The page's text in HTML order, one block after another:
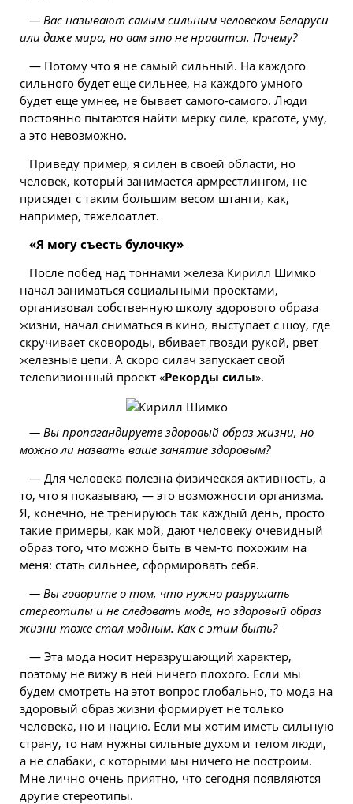
— Вас называют самым сильным человеком Беларуси
или даже мира, но вам это не нравится. Почему?
— Потому что я не самый сильный. На каждого
сильного будет еще сильнее, на каждого умного
будет еще умнее, не бывает самого-самого. Люди
постоянно пытаются найти мерку силе, красоте, уму,
а это невозможно.
Приведу пример, я силен в своей области, но
человек, который занимается армрестлингом, не
присядет с таким большим весом штанги, как,
например, тяжелоатлет.
«Я могу съесть булочку»
После побед над тоннами железа Кирилл Шимко
начал заниматься социальными проектами,
организовал собственную школу здорового образа
жизни, начал сниматься в кино, выступает с шоу, где
скручивает сковороды, вбивает гвозди рукой, рвет
железные цепи. А скоро силач запускает свой
телевизионный проект «Рекорды силы».
— Вы пропагандируете здоровый образ жизни, но
можно ли назвать ваше занятие здоровым?
— Для человека полезна физическая активность, а
то, что я показываю, — это возможности организма.
Я, конечно, не тренируюсь так каждый день, просто
такие примеры, как мой, дают человеку очевидный
образ того, что можно быть в чем-то похожим на
меня: стать сильнее, сформировать себя.
— Вы говорите о том, что нужно разрушать
стереотипы и не следовать моде, но здоровый образ
жизни тоже стал модным. Как с этим быть?
— Эта мода носит неразрушающий характер,
поэтому не вижу в ней ничего плохого. Если мы
будем смотреть на этот вопрос глобально, то мода на
здоровый образ жизни формирует не только
человека, но и нацию. Если мы хотим иметь сильную
страну, то нам нужны сильные духом и телом люди,
а не слабаки, с которыми мы ничего не построим.
Мне лично очень приятно, что сегодня появляются
другие стереотипы.